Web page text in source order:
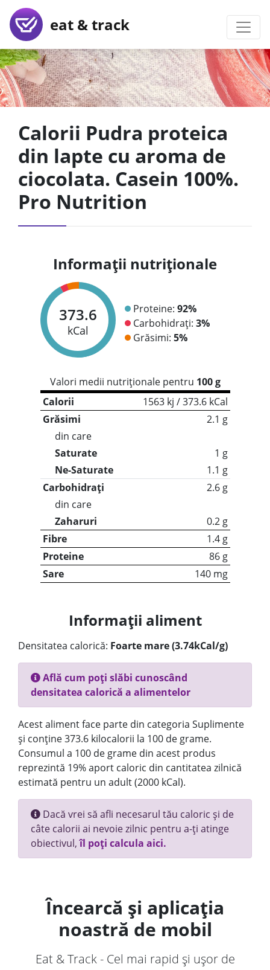
eat & track
Calorii Pudra proteica
din lapte cu aroma de
ciocolata. Casein 100%.
Pro Nutrition
Informații nutriționale
373.6
kCal
Proteine: 92%
Carbohidrați: 3%
Grăsimi: 5%
Valori medii nutriționale pentru 100 g
Calorii
1563 kj / 373.6 kCal
Grăsimi
2.1 g
din care
Saturate
1 g
Ne-Saturate
1.1 g
Carbohidrați
2.6 g
din care
Zaharuri
0.2 g
Fibre
1.4 g
Proteine
86 g
Sare
140 mg
Informații aliment
Densitatea calorică: Foarte mare (3.74kCal/g)
Află cum poți slăbi cunoscând
densitatea calorică a alimentelor
Acest aliment face parte din categoria Suplimente
și conține 373.6 kilocalorii la 100 de grame.
Consumul a 100 de grame din acest produs
reprezintă 19% aport caloric din cantitatea zilnică
estimată pentru un adult (2000 kCal).
Dacă vrei să afli necesarul tău caloric și de
câte calorii ai nevoie zilnic pentru a-ți atinge
obiectivul,îl poți calcula aici.
Încearcă și aplicația
noastră de mobil
Eat & Track - Cel mai rapid și ușor de